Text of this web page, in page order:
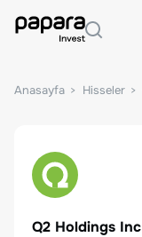
Anasayfa Hisseler
Q2 Holdings Inc